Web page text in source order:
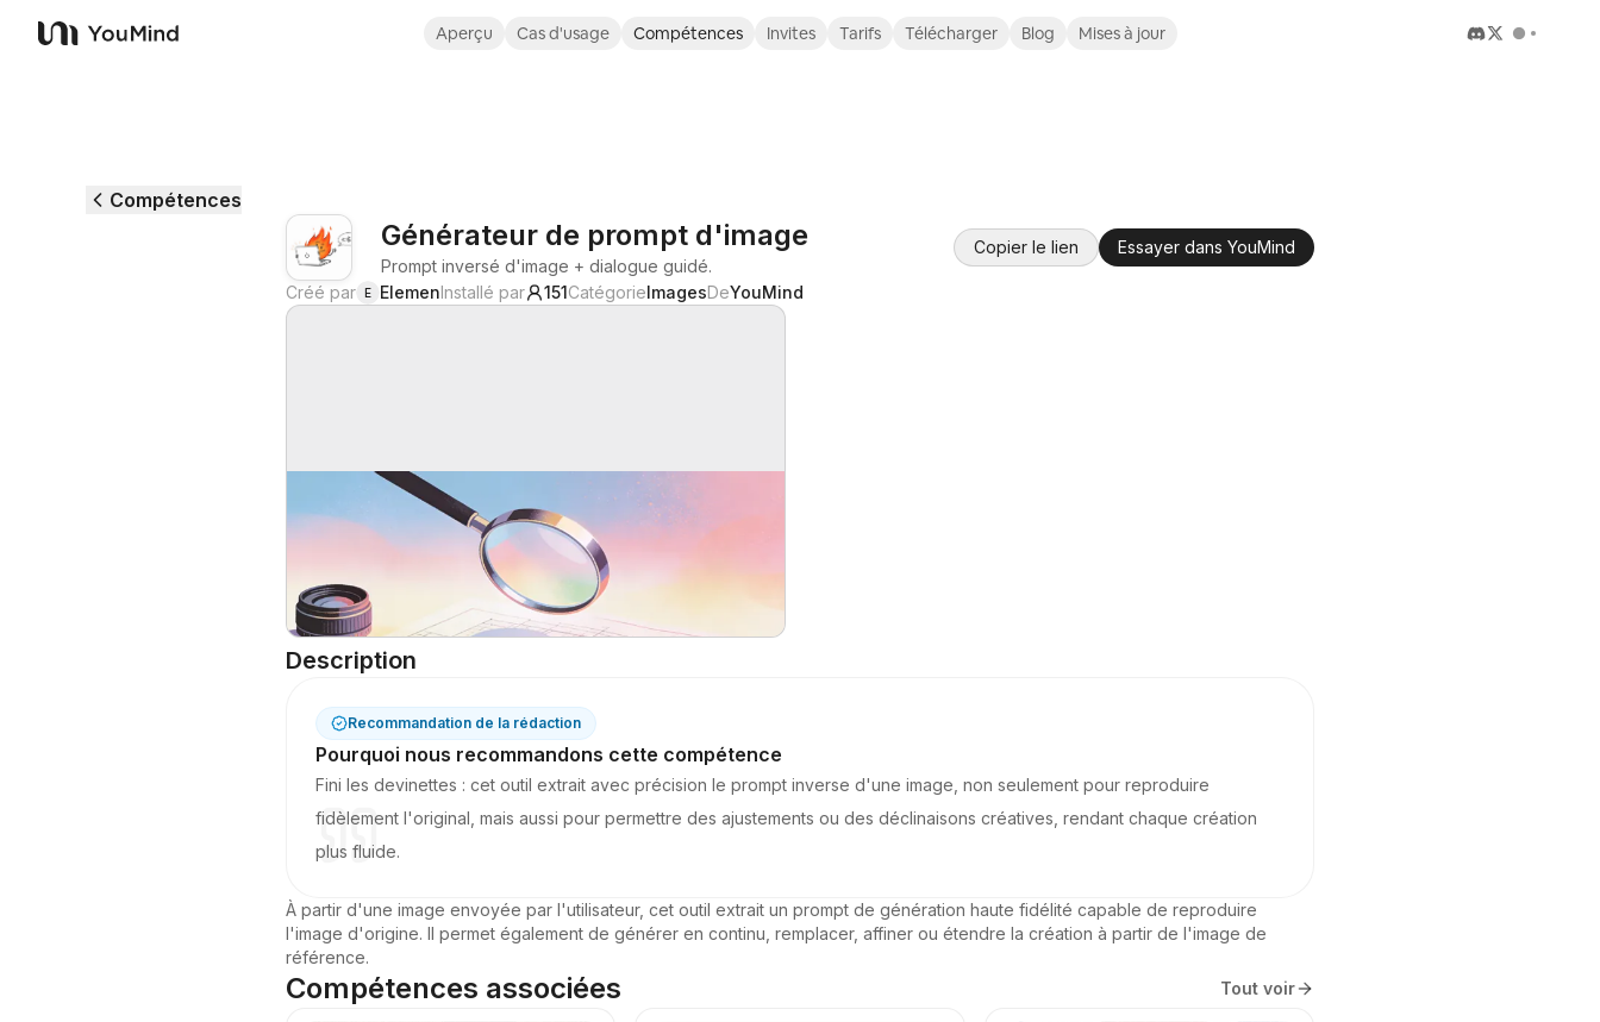
YouMind
Aperçu Cas d'usage Compétences Invites Tarifs Télécharger Blog Mises à jour
Compétences
Générateur de prompt d'image
Prompt inversé d'image + dialogue guidé.
Copier le lien Essayer dans YouMind
Créé par E ElemenInstallé par 151CatégorieImagesDeYouMind
Description
Recommandation de la rédaction
Pourquoi nous recommandons cette compétence
Fini les devinettes : cet outil extrait avec précision le prompt inverse d'une image, non seulement pour reproduire
fidèlement l'original, mais aussi pour permettre des ajustements ou des déclinaisons créatives, rendant chaque création
plus fluide.
À partir d'une image envoyée par l'utilisateur, cet outil extrait un prompt de génération haute fidélité capable de reproduire
l'image d'origine. Il permet également de générer en continu, remplacer, affiner ou étendre la création à partir de l'image de
référence.
Compétences associées Tout voir